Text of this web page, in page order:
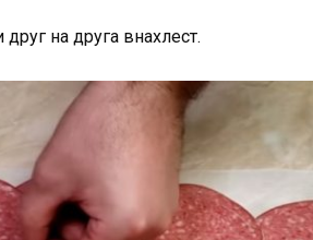
на друга внахлест.